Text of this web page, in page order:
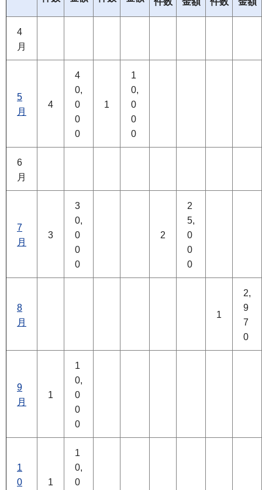
4
月
5
月
4
4
0,
0
0
0
1
1
0,
0
0
0
6
月
7
月
3
3
0,
0
0
0
2
2
5,
0
0
0
8
月
1
2,
9
7
0
9
月
1
1
0,
0
0
0
1
0
1
1
0,
0